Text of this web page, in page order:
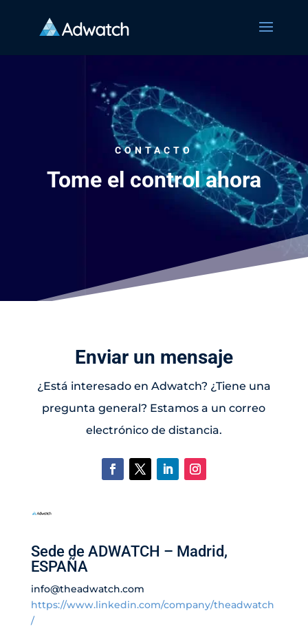
CONTACTO
Tome el control ahora
Enviar un mensaje
¿Está interesado en Adwatch? ¿Tiene una
pregunta general? Estamos a un correo
electrónico de distancia.
Sede de ADWATCH – Madrid,
ESPAÑA
info@theadwatch.com
https://www.linkedin.com/company/theadwatch
/